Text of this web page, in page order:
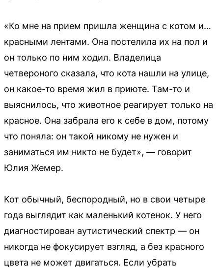
«Ко мне на прием пришла женщина с котом и…
красными лентами. Она постелила их на пол и
он только по ним ходил. Владелица
четвероного сказала, что кота нашли на улице,
он какое-то время жил в приюте. Там-то и
выяснилось, что животное реагирует только на
красное. Она забрала его к себе в дом, потому
что поняла: он такой никому не нужен и
заниматься им никто не будет», — говорит
Юлия Жемер.
Кот обычный, беспородный, но в свои четыре
года выглядит как маленький котенок. У него
диагностирован аутистический спектр — он
никогда не фокусирует взгляд, а без красного
цвета не может двигаться. Если убрать